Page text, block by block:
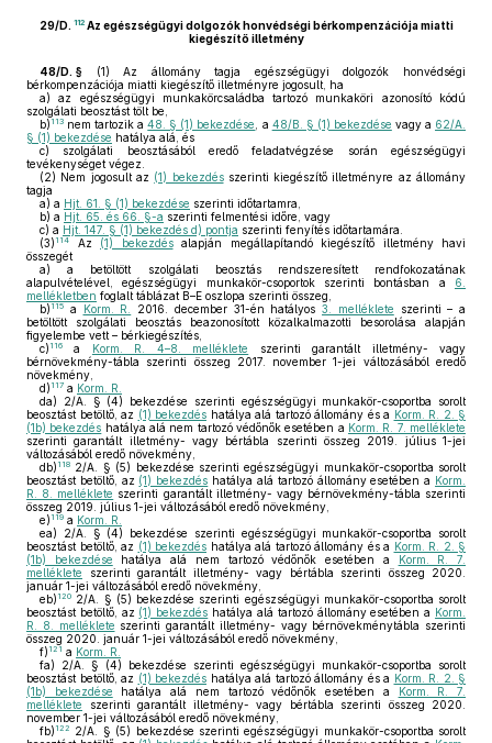
29/D. 112Az egészségügyi dolgozók honvédségi bérkompenzációja miatti
kiegészítő illetmény
48/D. § (1) Az állomány tagja egészségügyi dolgozók honvédségi
bérkompenzációja miatti kiegészítő illetményre jogosult, ha
a) az egészségügyi munkakörcsaládba tartozó munkaköri azonosító kódú
szolgálati beosztást tölt be,
b) 113 nem tartozik a48. § (1) bekezdése , a 48/B. § (1) bekezdése vagy a 62/A.
§ (1) bekezdése hatálya alá, és
c) szolgálati beosztásából eredő feladatvégzése során egészségügyi
tevékenységet végez.
(2) Nem jogosult az (1) bekezdésszerinti kiegészítő illetményre az állomány
tagja
a) a Hjt. 61. § (1) bekezdése szerinti időtartamra,
b) a Hjt. 65. és 66. §-a szerinti felmentési időre, vagy
c) a Hjt. 147. § (1) bekezdés d) pontja szerinti fenyítés időtartamára.
(3) 114 Az (1) bekezdésalapján megállapítandó kiegészítő illetmény havi
összegét
a) a betöltött szolgálati beosztás rendszeresített rendfokozatának
alapulvételével, egészségügyi munkakör-csoportok szerinti bontásban a 6.
mellékletben foglalt táblázat B–E oszlopa szerinti összeg,
b) 115 a Korm. R. 2016. december 31-én hatályos 3. melléklete szerinti – a
betöltött szolgálati beosztás beazonosított közalkalmazotti besorolása alapján
figyelembe vett – bérkiegészítés,
c) 116 a Korm. R. 4–8. melléklete
szerinti garantált illetmény- vagy
bérnövekmény-tábla szerinti összeg 2017. november 1-jei változásából eredő
növekmény,
d) 117 a Korm. R.
da) 2/A. § (4) bekezdése szerinti egészségügyi munkakör-csoportba sorolt
beosztást betöltő, az (1) bekezdés hatálya alá tartozó állomány és a Korm. R. 2. §
(1b) bekezdés hatálya alá nem tartozó védőnők esetében a Korm. R. 7. melléklete
szerinti garantált illetmény- vagy bértábla szerinti összeg 2019. július 1-jei
változásából eredő növekmény,
db) 118 2/A. § (5) bekezdése szerinti egészségügyi munkakör-csoportba sorolt
beosztást betöltő, az (1) bekezdés hatálya alá tartozó állomány esetében a Korm.
R. 8. melléklete szerinti garantált illetmény- vagy bérnövekmény-tábla szerinti
összeg 2019. július 1-jei változásából eredő növekmény,
e) 119 a Korm. R.
ea) 2/A. § (4) bekezdése szerinti egészségügyi munkakör-csoportba sorolt
beosztást betöltő, az (1) bekezdés hatálya alá tartozó állomány és a Korm. R. 2. §
(1b) bekezdése hatálya alá nem tartozó védőnők esetében a
Korm. R. 7.
melléklete szerinti garantált illetmény- vagy bértábla szerinti összeg 2020.
január 1-jei változásából eredő növekmény,
eb) 120 2/A. § (5) bekezdése szerinti egészségügyi munkakör-csoportba sorolt
beosztást betöltő, az (1) bekezdés hatálya alá tartozó állomány esetében a Korm.
R. 8. melléklete szerinti garantált illetmény- vagy bérnövekménytábla szerinti
összeg 2020. január 1-jei változásából eredő növekmény,
f) 121 a Korm. R.
fa) 2/A. § (4) bekezdése szerinti egészségügyi munkakör-csoportba sorolt
beosztást betöltő, az (1) bekezdés hatálya alá tartozó állomány és a Korm. R. 2. §
(1b) bekezdése hatálya alá nem tartozó védőnők esetében a
Korm. R. 7.
melléklete szerinti garantált illetmény- vagy bértábla szerinti összeg 2020.
november 1-jei változásából eredő növekmény,
fb) 122
2/A. § (5) bekezdése szerinti egészségügyi munkakör-csoportba sorolt